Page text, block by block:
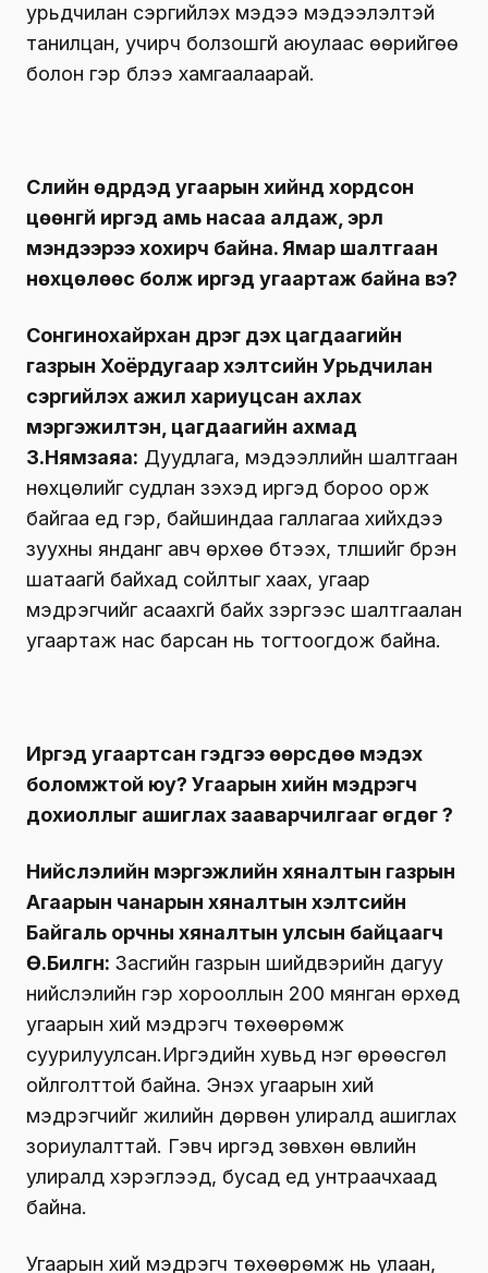
урьдчилан сэргийлэх мэдээ мэдээлэлтэй
танилцан, учирч болзошгүй аюулаас өөрийгөө
болон гэр бүлээ хамгаалаарай.
Сүүлийн өдрүүдэд угаарын хийнд хордсон
цөөнгүй иргэд амь насаа алдаж, эрүүл
мэндээрээ хохирч байна. Ямар шалтгаан
нөхцөлөөс болж иргэд угаартаж байна вэ?
Сонгинохайрхан дүүрэг дэх цагдаагийн
газрын Хоёрдугаар хэлтсийн Урьдчилан
сэргийлэх ажил хариуцсан ахлах
мэргэжилтэн, цагдаагийн ахмад
зуухны янданг авч өрхөө бүтээх, түлшийг бүрэн
шатаагүй байхад сойлтыг хаах, угаар
мэдрэгчийг асаахгүй байх зэргээс шалтгаалан
Иргэд угаартсан гэдгээ өөрсдөө мэдэх
боломжтой юу? Угаарын хийн мэдрэгч